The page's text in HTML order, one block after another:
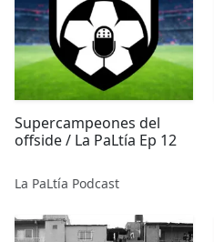
Supercampeones del
offside / La PaLtía Ep 12
La PaLtía Podcast